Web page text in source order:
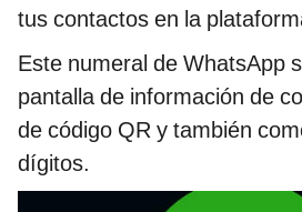
tus contactos en la
Este numeral de WhatsApp
pantalla de información de
de código QR y también
dígitos.